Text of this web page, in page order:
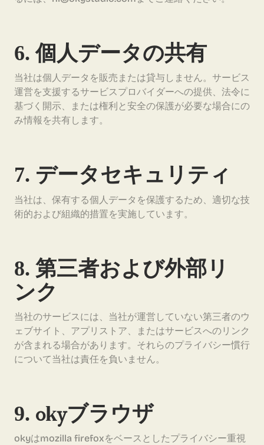
6. 個人データの共有
当社は個人データを販売または貸与しません。サービス
運営を支援するサービスプロバイダーへの提供、法令に
基づく開示、または権利と安全の保護が必要な場合にの
み情報を共有します。
7. データセキュリティ
当社は、保有する個人データを保護するため、適切な技
術的および組織的措置を実施しています。
8. 第三者および外部リ
ンク
当社のサービスには、当社が運営していない第三者のウ
ェブサイト、アプリストア、またはサービスへのリンク
が含まれる場合があります。それらのプライバシー慣行
について当社は責任を負いません。
9. okyブラウザ
okyはmozilla firefoxをベースとしたプライバシー重視